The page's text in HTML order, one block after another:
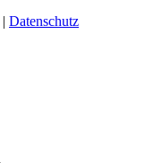
| Datenschutz